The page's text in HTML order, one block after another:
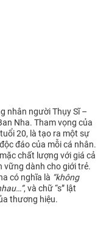
nhân người Thụy Sĩ –
Nha. Tham vọng của
20, là tạo ra một sự
đáo của mỗi cá nhân.
chất lượng với giá cả
vững dành cho giới trẻ.
có nghĩa là “không
, và chữ “s” lật
thương hiệu.